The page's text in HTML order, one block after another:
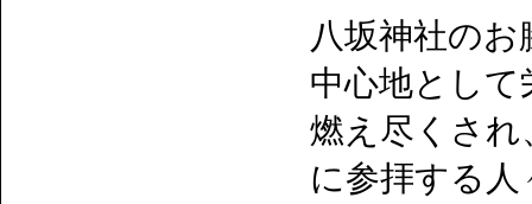
八坂神社の
中心地とし
燃え尽くされ
に参拝する